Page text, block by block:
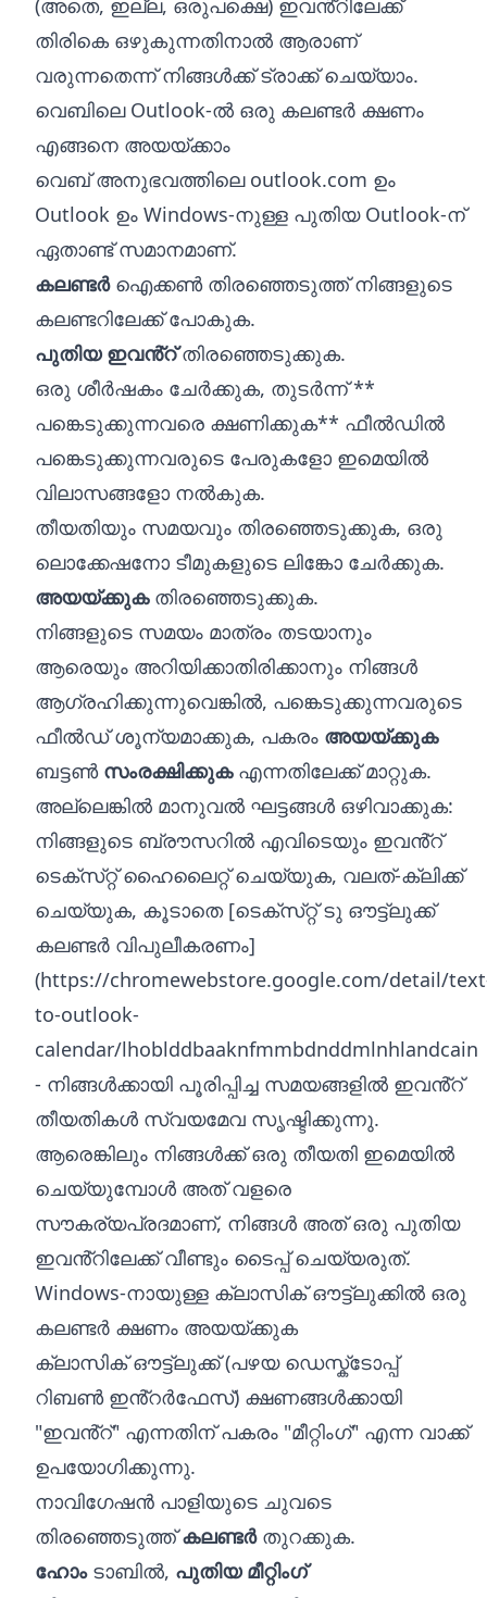
(അതെ, ഇല്ല, ഒരുപക്ഷെ) ഇവൻ്റിലേക്ക്
തിരികെ ഒഴുകുന്നതിനാൽ ആരാണ്
വരുന്നതെന്ന് നിങ്ങൾക്ക് ട്രാക്ക് ചെയ്യാം.
വെബിലെ Outlook-ൽ ഒരു കലണ്ടർ ക്ഷണം
എങ്ങനെ അയയ്ക്കാം
വെബ് അനുഭവത്തിലെ outlook.com ഉം
Outlook ഉം Windows-നുള്ള പുതിയ Outlook-ന്
ഏതാണ്ട് സമാനമാണ്.
കലണ്ടർഐക്കൺ തിരഞ്ഞെടുത്ത് നിങ്ങളുടെ
കലണ്ടറിലേക്ക് പോകുക.
പുതിയ ഇവൻ്റ്തിരഞ്ഞെടുക്കുക.
ഒരു ശീർഷകം ചേർക്കുക, തുടർന്ന് **
പങ്കെടുക്കുന്നവരെ ക്ഷണിക്കുക** ഫീൽഡിൽ
പങ്കെടുക്കുന്നവരുടെ പേരുകളോ ഇമെയിൽ
വിലാസങ്ങളോ നൽകുക.
തീയതിയും സമയവും തിരഞ്ഞെടുക്കുക, ഒരു
ലൊക്കേഷനോ ടീമുകളുടെ ലിങ്കോ ചേർക്കുക.
അയയ്‌ക്കുകതിരഞ്ഞെടുക്കുക.
നിങ്ങളുടെ സമയം മാത്രം തടയാനും
ആരെയും അറിയിക്കാതിരിക്കാനും നിങ്ങൾ
ആഗ്രഹിക്കുന്നുവെങ്കിൽ, പങ്കെടുക്കുന്നവരുടെ
ഫീൽഡ് ശൂന്യമാക്കുക, പകരം അയയ്‌ക്കുക
ബട്ടൺ സംരക്ഷിക്കുകഎന്നതിലേക്ക് മാറ്റുക.
അല്ലെങ്കിൽ മാനുവൽ ഘട്ടങ്ങൾ ഒഴിവാക്കുക:
നിങ്ങളുടെ ബ്രൗസറിൽ എവിടെയും ഇവൻ്റ്
ടെക്‌സ്‌റ്റ് ഹൈലൈറ്റ് ചെയ്യുക, വലത്-ക്ലിക്ക്
ചെയ്യുക, കൂടാതെ [ടെക്‌സ്‌റ്റ് ടു ഔട്ട്‌ലുക്ക്
കലണ്ടർ വിപുലീകരണം]
(https://chromewebstore.google.com/detail/
to-outlook-
calendar/lhoblddbaaknfmmbdnddmlnhlandcain
- നിങ്ങൾക്കായി പൂരിപ്പിച്ച സമയങ്ങളിൽ ഇവൻ്റ്
തീയതികൾ സ്വയമേവ സൃഷ്ടിക്കുന്നു.
ആരെങ്കിലും നിങ്ങൾക്ക് ഒരു തീയതി ഇമെയിൽ
ചെയ്യുമ്പോൾ അത് വളരെ
സൗകര്യപ്രദമാണ്, നിങ്ങൾ അത് ഒരു പുതിയ
ഇവൻ്റിലേക്ക് വീണ്ടും ടൈപ്പ് ചെയ്യരുത്.
Windows-നായുള്ള ക്ലാസിക് ഔട്ട്‌ലുക്കിൽ ഒരു
കലണ്ടർ ക്ഷണം അയയ്‌ക്കുക
ക്ലാസിക് ഔട്ട്ലുക്ക് (പഴയ ഡെസ്ക്ടോപ്പ്
റിബൺ ഇൻ്റർഫേസ്) ക്ഷണങ്ങൾക്കായി
"ഇവൻ്റ്" എന്നതിന് പകരം "മീറ്റിംഗ്" എന്ന വാക്ക്
ഉപയോഗിക്കുന്നു.
നാവിഗേഷൻ പാളിയുടെ ചുവടെ
തിരഞ്ഞെടുത്ത്കലണ്ടർതുറക്കുക.
ഹോംടാബിൽ, പുതിയ മീറ്റിംഗ്